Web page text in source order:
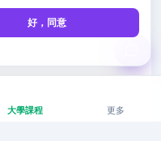
大學課程 更多
好，同意